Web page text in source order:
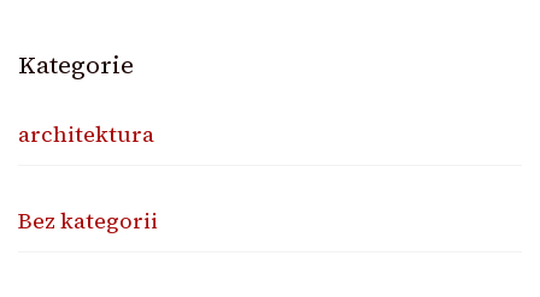
Kategorie
architektura
Bez kategorii